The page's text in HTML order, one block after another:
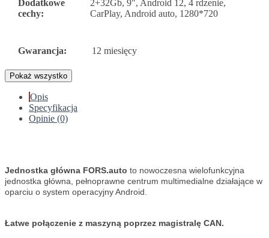
Dodatkowe
cechy:
2+32Gb, 9", Android 12, 4 rdzenie,
CarPlay, Android auto, 1280*720
Gwarancja: 12 miesięcy
Pokaż wszystko
Opis
Specyfikacja
Opinie (0)
Jednostka główna FORS.auto to nowoczesna wielofunkcyjna
jednostka główna, pełnoprawne centrum multimedialne działające w
oparciu o system operacyjny Android.
Łatwe połączenie z maszyną poprzez magistralę CAN.